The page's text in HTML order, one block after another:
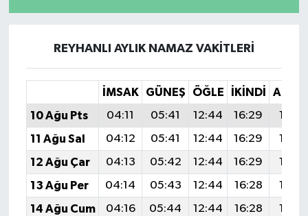
REYHANLI AYLIK NAMAZ VAKITLERI
İMSAK GÜNEŞ ÖĞLE İKINDI
10 Ağu Pts
04:11 05:41 12:44 16:29
19:38
11 Ağu Sal
04:12 05:41 12:44 16:29
19:37
12 Ağu Çar
04:13 05:42 12:44 16:29
19:36
13 Ağu Per
04:14 05:43 12:44 16:28
19:35
14 Ağu Cum
04:16 05:44 12:44 16:28
19:33